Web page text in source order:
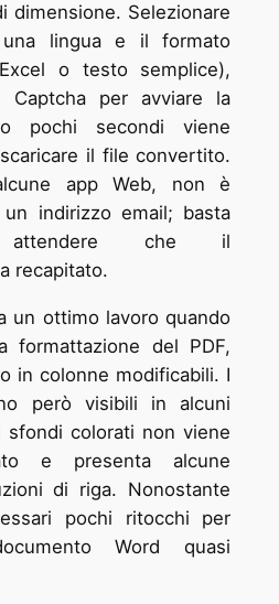
dimensione. Selezionare
lingua e il formato
o testo semplice),
Captcha per avviare la
pochi secondi viene
il file convertito.
app Web, non è
indirizzo email; basta
attendere che il
recapitato.
un ottimo lavoro quando
formattazione del PDF,
in colonne modificabili. I
però visibili in alcuni
colorati non viene
e presenta alcune
di riga. Nonostante
pochi ritocchi per
Word quasi